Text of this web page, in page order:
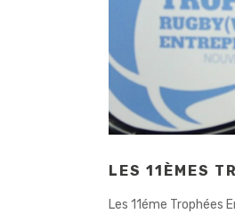
LES 11ÈMES
Les 11éme Trophées